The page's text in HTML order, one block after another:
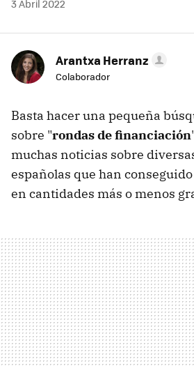
3 Abril 2022
Arantxa Herranz
Colaborador
Basta hacer una pequeña
sobre "rondas de financiación
muchas noticias sobre
españolas que han
en cantidades más o menos